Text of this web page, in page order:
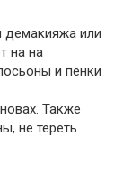
демакияжа или
на на
и пенки
Также
не тереть